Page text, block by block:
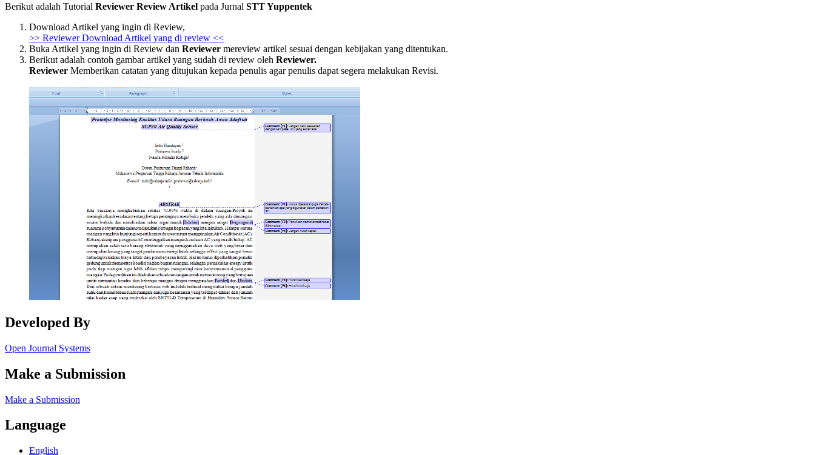
Berikut adalah Tutorial Reviewer Review Artikel pada Jurnal STT Yuppentek
Download Artikel yang ingin di Review,
>> Reviewer Download Artikel yang di review <<
Buka Artikel yang ingin di Review dan Reviewer mereview artikel sesuai dengan kebijakan yang ditentukan.
Berikut adalah contoh gambar artikel yang sudah di review oleh Reviewer.
Reviewer Memberikan catatan yang ditujukan kepada penulis agar penulis dapat segera melakukan Revisi.
Developed By
Open Journal Systems
Make a Submission
Make a Submission
Language
English